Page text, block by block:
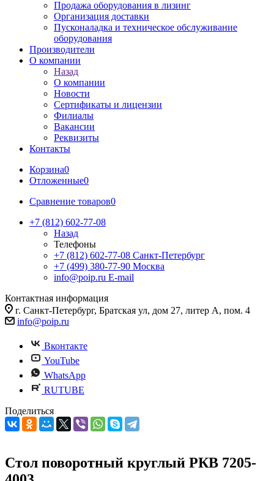
Продажа оборудования в лизинг
Организация доставки
Пусконаладка и техническое обслуживание
оборудования
Производители
О компании
Назад
О компании
Новости
Сертификаты и лицензии
Филиалы
Вакансии
Реквизиты
Контакты
Корзина0
Отложенные0
Сравнение товаров0
+7 (812) 602-77-08
Назад
Телефоны
+7 (812) 602-77-08 Санкт-Петербург
+7 (499) 380-77-90 Москва
info@poip.ru E-mail
Контактная информация
г. Санкт-Петербург, Братская ул, дом 27, литер А, пом. 4
info@poip.ru
Вконтакте
YouTube
WhatsApp
RUTUBE
Поделиться
Стол поворотный круглый РКВ 7205-